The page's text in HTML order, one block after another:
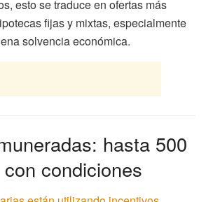
esto se traduce en ofertas más
fijas y mixtas, especialmente
solvencia económica.
hasta 500
condiciones